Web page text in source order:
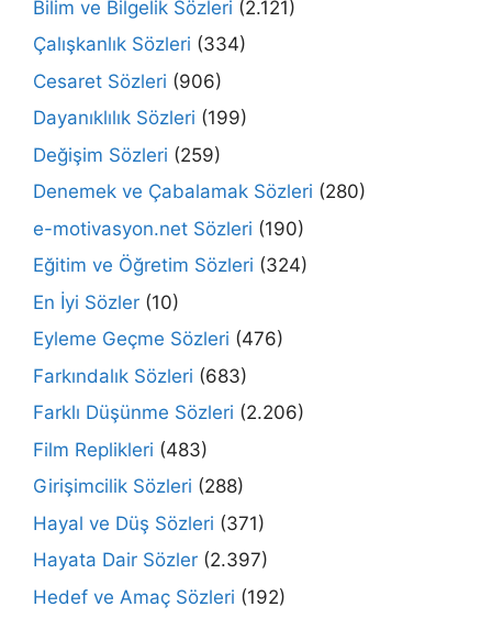
Bilim ve Bilgelik Sözleri (2.121)
Çalışkanlık Sözleri (334)
Cesaret Sözleri (906)
Dayanıklılık Sözleri (199)
Değişim Sözleri (259)
Denemek ve Çabalamak Sözleri (280)
e-motivasyon.net Sözleri (190)
Eğitim ve Öğretim Sözleri (324)
En İyi Sözler (10)
Eyleme Geçme Sözleri (476)
Farkındalık Sözleri (683)
Farklı Düşünme Sözleri (2.206)
Film Replikleri (483)
Girişimcilik Sözleri (288)
Hayal ve Düş Sözleri (371)
Hayata Dair Sözler (2.397)
Hedef ve Amaç Sözleri (192)